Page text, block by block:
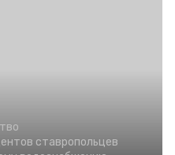
ставропольцев